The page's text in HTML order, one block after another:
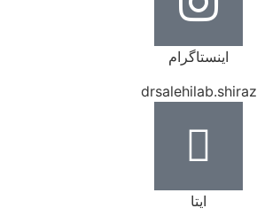
اینستاگرام
drsalehilab.shiraz
ایتا